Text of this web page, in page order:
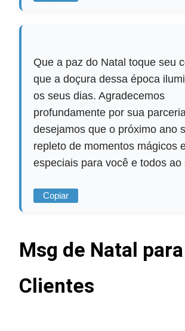
Que a paz do Natal toque seu
que a doçura dessa época
os seus dias. Agradecemos
profundamente por sua
desejamos que o próximo ano
repleto de momentos mágicos
especiais para você e todos ao
Copiar
Msg de Natal para
Clientes